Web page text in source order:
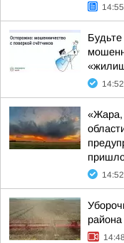
14:55
14:52
«Жара,
14:52
района
14:48